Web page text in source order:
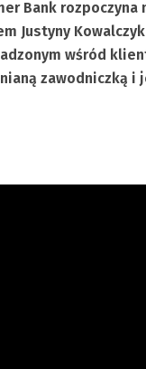
Bank
Justyny
wśród
zawodniczką